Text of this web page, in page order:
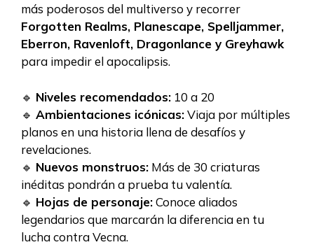
más poderosos del multiverso y recorrer
Forgotten Realms, Planescape, Spelljammer,
Eberron, Ravenloft, Dragonlance y Greyhawk
para impedir el apocalipsis.
🔹 Niveles recomendados: 10 a 20
🔹 Ambientaciones icónicas:Viaja por múltiples
planos en una historia llena de desafíos y
revelaciones.
🔹 Nuevos monstruos: Más de 30 criaturas
inéditas pondrán a prueba tu valentía.
🔹 Hojas de personaje:Conoce aliados
legendarios que marcarán la diferencia en tu
lucha contra Vecna.